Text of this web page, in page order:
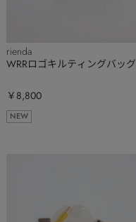
rienda
WRRロゴキルティングバッグ
￥8,800
NEW